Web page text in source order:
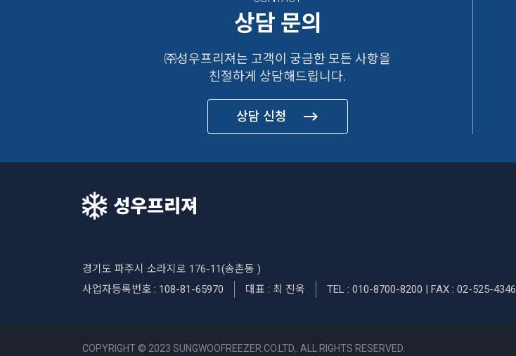
상담 문의
㈜성우프리져는 고객이 궁금한 모든 사항을
친절하게 상담해드립니다.
상담 신청
경기도 파주시 소라지로 176-11(송촌동 )
사업자등록번호 : 108-81-65970
대표 : 최 진욱 TEL : 010-8700-8200 | FAX : 02-525-4346
COPYRIGHT © 2023 SUNGWOOFREEZER.CO.LTD,. ALL RIGHTS RESERVED.